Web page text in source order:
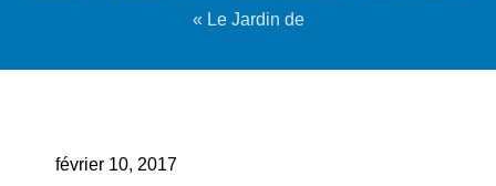
« Le Jardin de
février 10, 2017